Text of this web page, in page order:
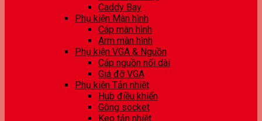
Caddy Bay
Phụ kiện Màn hình
Cáp màn hình
Arm màn hình
Phụ kiện VGA & Nguồn
Cáp nguồn nối dài
Giá đỡ VGA
Phụ kiện Tản nhiệt
Hub điều khiển
Gông socket
Keo tản nhiệt